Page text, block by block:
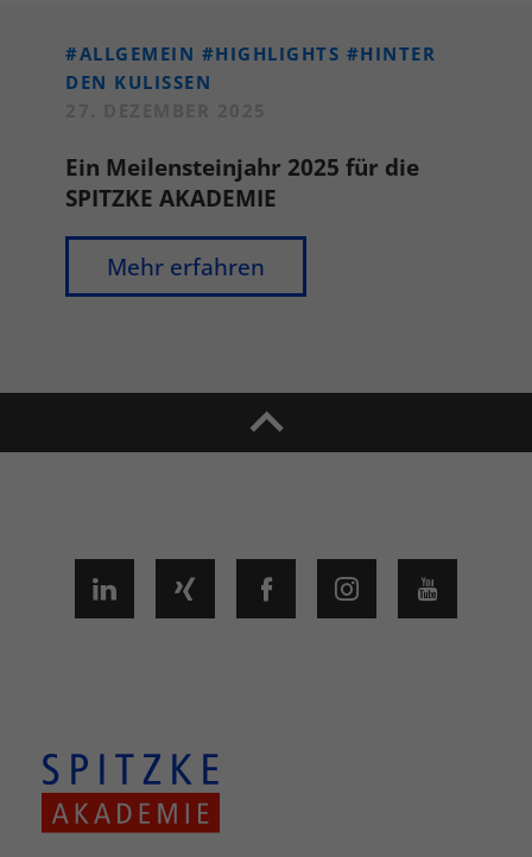
#ALLGEMEIN #HIGHLIGHTS #HINTER
DEN KULISSEN
Ein Meilensteinjahr 2025 für die
SPITZKE AKADEMIE
Mehr erfahren